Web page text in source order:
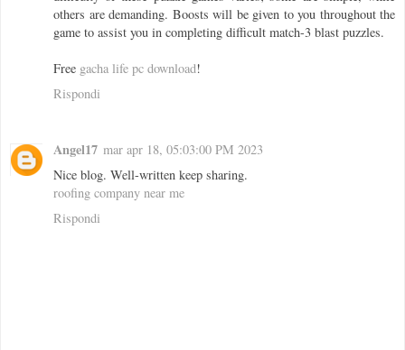
others are demanding. Boosts will be given to you throughout the
game to assist you in completing difficult match-3 blast puzzles.
Free gacha life pc download!
Rispondi
Angel17 mar apr 18, 05:03:00 PM 2023
Nice blog. Well-written keep sharing.
roofing company near me
Rispondi